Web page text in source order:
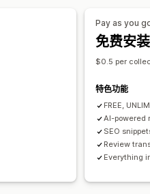
Pay as you
免费安装
$0.5 per
特色功能
FREE,
AI-powered
SEO
Review
Everything